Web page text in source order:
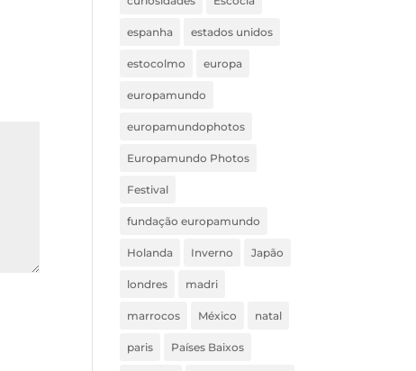
espanha estados unidos
estocolmo europa
europamundo
europamundophotos
Europamundo Photos
Festival
fundação europamundo
Holanda Inverno Japão
londres madri
marrocos México natal
paris Países Baixos